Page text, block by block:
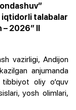
iqtidorli talabalar
– 2026” II
vazirligi, Andijon
anjumanda
oliy o‘quv
yosh olimlari,